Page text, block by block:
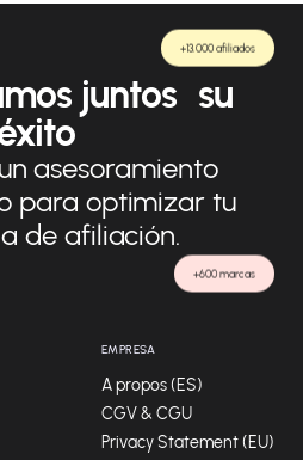
+600 marcas
+13.000 afiliados
juntos su
asesoramiento
para optimizar tu
de afiliación.
EMPRESA
A propos (ES)
CGV & CGU
Privacy Statement (EU)